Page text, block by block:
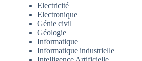
Electricité
Electronique
Génie civil
Géologie
Informatique
Informatique industrielle